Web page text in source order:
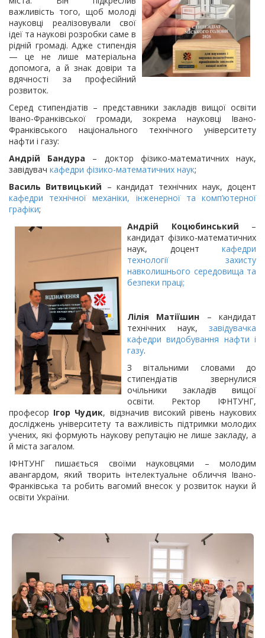
важливість того, щоб молоді
науковці реалізовували свої
ідеї та наукові розробки саме в
рідній громаді. Адже стипендія
— це не лише матеріальна
допомога, а й знак довіри та
вдячності за професійний
розвиток.
Серед стипендіатів – представники закладів вищої освіти
Івано-Франківської громади, зокрема науковці Івано-
Франківського національного технічного університету
нафти і газу:
Андрій Бандура – доктор фізико-математичних наук,
завідувач кафедри фізико-математичних наук;
Василь Витвицький – кандидат технічних наук, доцент
кафедри технічної механіки, інженерної та комп’ютерної
графіки;
Андрій Коцюбинський –
кандидат фізико-математичних
наук, доцент кафедри
технології захисту
навколишнього середовища та
безпеки праці;
Лілія Матіїшин – кандидат
технічних наук, завідувачка
кафедри видобування нафти і
газу.
З вітальними словами до
стипендіатів звернулися
очільники закладів вищої
освіти. Ректор ІФНТУНГ,
професор Ігор Чудик, відзначив високий рівень наукових
досліджень університету та важливість підтримки молодих
учених, які формують наукову репутацію не лише закладу, а
й міста загалом.
ІФНТУНГ пишається своїми науковцями – молодим
авангардом, який творить інтелектуальне обличчя Івано-
Франківська та робить вагомий внесок у розвиток науки й
освіти України.